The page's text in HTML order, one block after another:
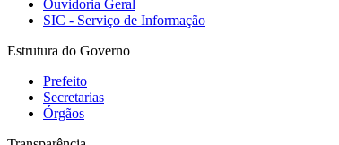
Ouvidoria Geral
SIC - Serviço de Informação
Estrutura do Governo
Prefeito
Secretarias
Órgãos